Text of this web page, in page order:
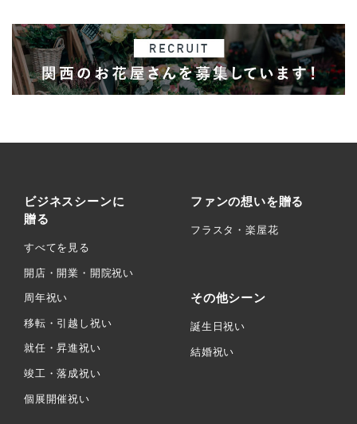
ビジネスシーンに
贈る
すべてを見る
開店・開業・開院祝い
周年祝い
移転・引越し祝い
就任・昇進祝い
竣工・落成祝い
個展開催祝い
ファンの想いを贈る
フラスタ・楽屋花
その他シーン
誕生日祝い
結婚祝い